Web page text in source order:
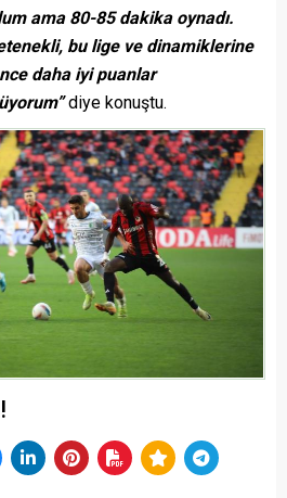
ama 80-85 dakika oynadı.
bu lige ve dinamiklerine
daha iyi puanlar
diye konuştu.